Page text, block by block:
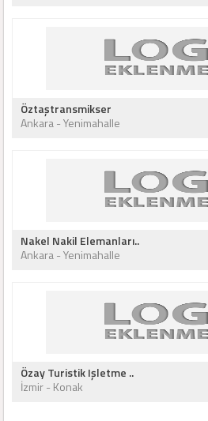
Öztaştransmikser
Ankara - Yenimahalle
Nakel Nakil Elemanları..
Ankara - Yenimahalle
Özay Turistik Işletme ..
İzmir - Konak